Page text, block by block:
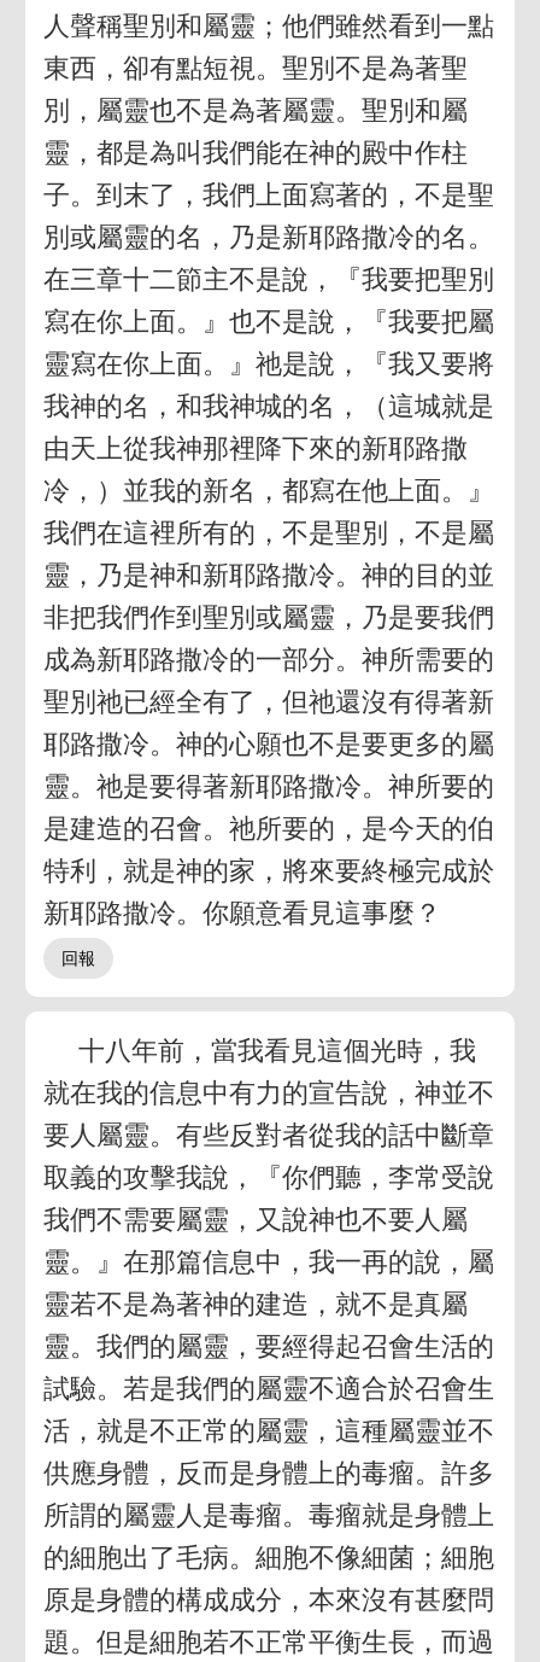
人聲稱聖別和屬靈；他們雖然看到一點
東西，卻有點短視。聖別不是為著聖
別，屬靈也不是為著屬靈。聖別和屬
靈，都是為叫我們能在神的殿中作柱
子。到末了，我們上面寫著的，不是聖
別或屬靈的名，乃是新耶路撒冷的名。
在三章十二節主不是說，『我要把聖別
寫在你上面。』也不是說，『我要把屬
靈寫在你上面。』祂是說，『我又要將
我神的名，和我神城的名，（這城就是
由天上從我神那裡降下來的新耶路撒
冷，）並我的新名，都寫在他上面。』
我們在這裡所有的，不是聖別，不是屬
靈，乃是神和新耶路撒冷。神的目的並
非把我們作到聖別或屬靈，乃是要我們
成為新耶路撒冷的一部分。神所需要的
聖別祂已經全有了，但祂還沒有得著新
耶路撒冷。神的心願也不是要更多的屬
靈。祂是要得著新耶路撒冷。神所要的
是建造的召會。祂所要的，是今天的伯
特利，就是神的家，將來要終極完成於
新耶路撒冷。你願意看見這事麼？
十八年前，當我看見這個光時，我
就在我的信息中有力的宣告說，神並不
要人屬靈。有些反對者從我的話中斷章
取義的攻擊我說，『你們聽，李常受說
我們不需要屬靈，又說神也不要人屬
靈。』在那篇信息中，我一再的說，屬
靈若不是為著神的建造，就不是真屬
靈。我們的屬靈，要經得起召會生活的
試驗。若是我們的屬靈不適合於召會生
活，就是不正常的屬靈，這種屬靈並不
供應身體，反而是身體上的毒瘤。許多
所謂的屬靈人是毒瘤。毒瘤就是身體上
的細胞出了毛病。細胞不像細菌；細胞
原是身體的構成成分，本來沒有甚麼問
題。但是細胞若不正常平衡生長，而過